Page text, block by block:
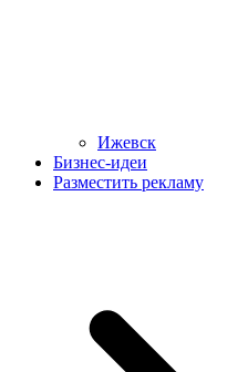
Ижевск
Бизнес-идеи
Разместить рекламу